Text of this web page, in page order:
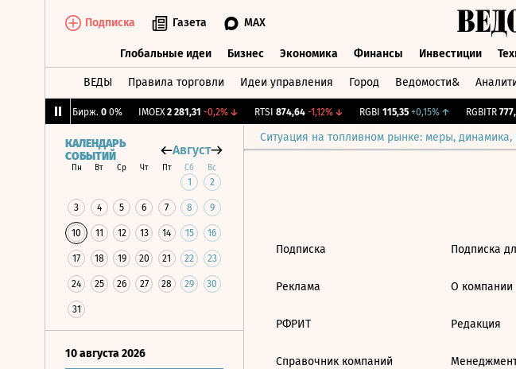
Подписка Газета MAX
Глобальные идеи Бизнес Экономика Финансы Инвестиции
ВЕДЫ Правила торговли Идеи управления Город Ведомости&
CNY Бирж. 0 0% IMOEX 2 281,31 -0,2%↓ RTSI 874,64 -1,12%↓ RGBI 115,35 +0,15%↑ RGBITR
Ситуация на топливном рынке: меры, динамика,
КАЛЕНДАРЬ
СОБЫТИЙ
Август
Пн Вт Ср Чт Пт Сб Вс
1 2
3 4 5 6 7 8 9
10 11 12 13 14 15 16
17 18 19 20 21 22 23
24 25 26 27 28 29 30
31
10 августа 2026
Подписка
Реклама
РФРИТ
Справочник компаний
Подписка
О компании
Редакция